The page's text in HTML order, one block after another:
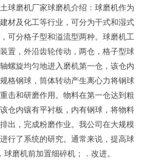
球磨机厂家球磨机介绍：球磨机作为
材及化工等行业，可分为干式和湿式
可分格子型和溢流型两种。球磨机工
置，外沿齿轮传动，两仓，格子型球
螺旋均匀地进入磨机第一仓，该仓内
格钢球，筒体转动产生离心力将钢球
击和研磨作用。物料在第一仓达到粗
仓内镶有平衬板，内有钢球，将物料
出，完成粉磨作业。我公司在大规模
行了系统的研究。通常来说，提高球
磨机前加置细碎机；．改进。